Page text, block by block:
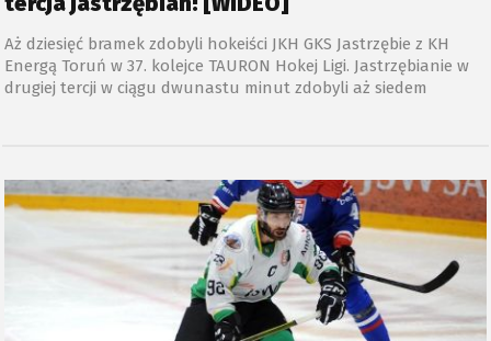
Aż dziesięć bramek zdobyli hokeiści JKH GKS Jastrzębie z KH
Energą Toruń w 37. kolejce TAURON Hokej Ligi. Jastrzębianie w
drugiej tercji w ciągu dwunastu minut zdobyli aż siedem